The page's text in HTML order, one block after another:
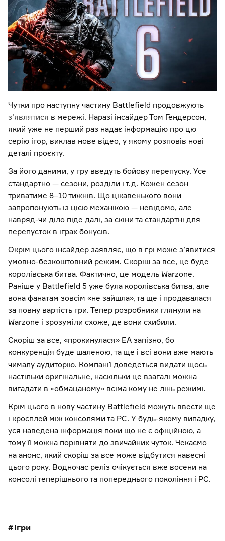
Чутки про наступну частину Battlefield продовжують
з’являтися в мережі. Наразі інсайдер Том Гендерсон,
який уже не перший раз надає інформацію про цю
серію ігор, виклав нове відео, у якому розповів нові
деталі проєкту.
За його даними, у гру введуть бойову перепуску. Усе
стандартно — сезони, розділи і т.д. Кожен сезон
триватиме 8–10 тижнів. Що цікавенького вони
запропонують із цією механікою — невідомо, але
навряд-чи діло піде далі, за скіни та стандартні для
перепусток в іграх бонусів.
Окрім цього інсайдер заявляє, що в грі може з’явитися
умовно-безкоштовний режим. Скоріш за все, це буде
королівська битва. Фактично, це модель Warzone.
Раніше у Battlefield 5 уже була королівська битва, але
вона фанатам зовсім «не зайшла», та ще і продавалася
за повну вартість гри. Тепер розробники глянули на
Warzone і зрозуміли схоже, де вони схибили.
Скоріш за все, «прокинулася» EA запізно, бо
конкуренція буде шаленою, та ще і всі вони вже мають
чималу аудиторію. Компанії доведеться видати щось
настільки оригінальне, наскільки це взагалі можна
вигадати в «обмацаному» всіма кому не лінь режимі.
Крім цього в нову частину Battlefield можуть ввести ще
і кросплей між консолями та PC. У будь-якому випадку,
уся наведена інформація поки що не є офіційною, а
тому її можна порівняти до звичайних чуток. Чекаємо
на анонс, який скоріш за все може відбутися навесні
цього року. Водночас реліз очікується вже восени на
консолі теперішнього та попереднього покоління і PC.
ігри